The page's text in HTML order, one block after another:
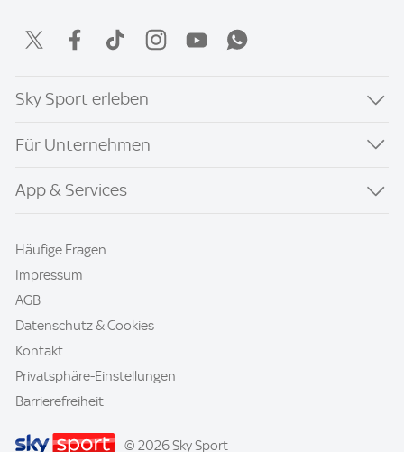
Sky Sport erleben
Für Unternehmen
App & Services
Häufige Fragen
Impressum
AGB
Datenschutz & Cookies
Kontakt
Privatsphäre-Einstellungen
Barrierefreiheit
© 2026 Sky Sport